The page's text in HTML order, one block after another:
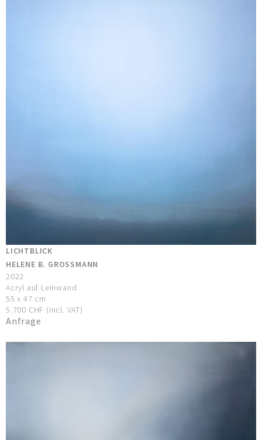
LICHTBLICK
HELENE B. GROSSMANN
2022
Acryl auf Leinwand
55 x 47 cm
5.700 CHF (incl. VAT)
Anfrage